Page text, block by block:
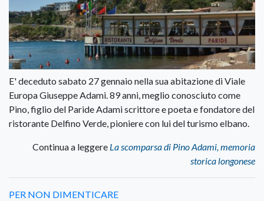
E' deceduto sabato 27 gennaio nella sua abitazione di Viale
Europa Giuseppe Adami. 89 anni, meglio conosciuto come
Pino, figlio del Paride Adami scrittore e poeta e fondatore del
ristorante Delfino Verde, pioniere con lui del turismo elbano.
Continua a leggere La scomparsa di Pino Adami, memoria
storica longonese
PER NON DIMENTICARE